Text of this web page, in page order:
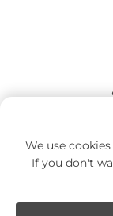
We use
If you don't